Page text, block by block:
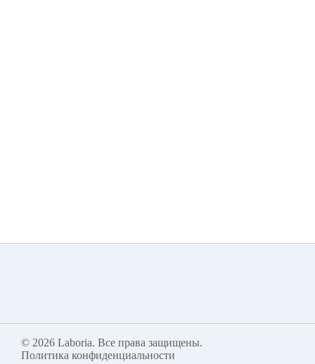
© 2026 Laboria. Все права защищены.
Политика конфиденциальности